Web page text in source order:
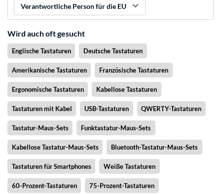
Verantwortliche Person für die EU
Wird auch oft gesucht
Englische Tastaturen Deutsche Tastaturen
Amerikanische Tastaturen Französische Tastaturen
Ergonomische Tastaturen Kabellose Tastaturen
Tastaturen mit Kabel USB-Tastaturen QWERTY-Tastaturen
Tastatur-Maus-Sets Funktastatur-Maus-Sets
Kabellose Tastatur-Maus-Sets Bluetooth-Tastatur-Maus-Sets
Tastaturen für Smartphones Weiße Tastaturen
60-Prozent-Tastaturen 75-Prozent-Tastaturen